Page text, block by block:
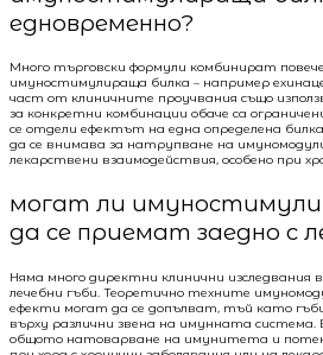
едновременно?
Много търговски формули комбинират
имуностимулираща билка – например
част от клиничните проучвания също
за конкретни комбинации обаче са
се отдели ефектът на една определена
да се внимава за натрупване на
лекарствени взаимодействия, особено при
могат ли
да се приемат заедно с
Няма много директни клинични изследвания
лечебни гъби. Теоретично техните
ефекти могат да се допълват, тъй като
върху различни звена на имунната
общото натоварване на имунитета и